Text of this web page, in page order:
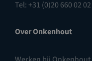
Tel: +31 (0)20 660 02 02
Over Onkenhout